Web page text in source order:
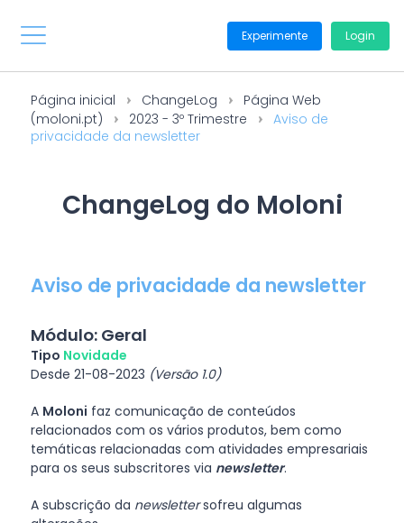
Experimente Login
Página inicial ChangeLog
Página Web
(moloni.pt)
2023 - 3º Trimestre
Aviso de
privacidade da newsletter
ChangeLog do Moloni
Aviso de privacidade da newsletter
Módulo: Geral
Tipo Novidade
Desde 21-08-2023 (Versão 1.0)
A Moloni faz comunicação de conteúdos
relacionados com os vários produtos, bem como
temáticas relacionadas com atividades empresariais
para os seus subscritores via newsletter.
A subscrição da newslettersofreu algumas